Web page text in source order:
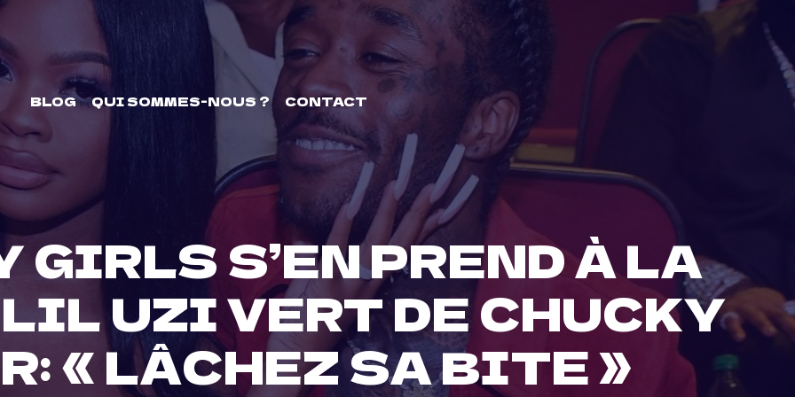
BLOG QUI SOMMES-NOUS ? CONTACT
S’EN PREND À LA
UZI VERT DE CHUCKY
« LÂCHEZ SA BITE »